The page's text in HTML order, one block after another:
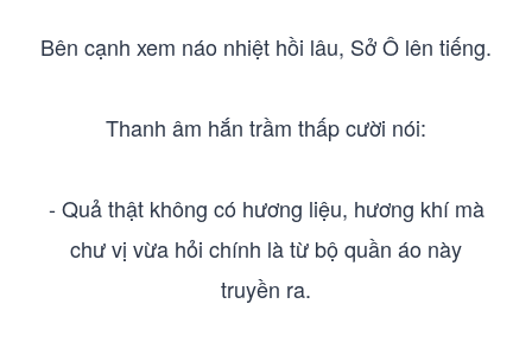
Bên cạnh xem náo nhiệt hồi lâu, Sở Ô lên tiếng.
Thanh âm hắn trầm thấp cười nói:
- Quả thật không có hương liệu, hương khí mà
chư vị vừa hỏi chính là từ bộ quần áo này
truyền ra.